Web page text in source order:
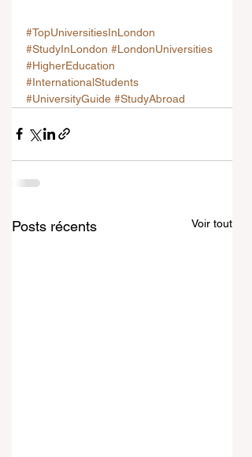
#TopUniversitiesInLondon
#StudyInLondon #LondonUniversities
#HigherEducation
#InternationalStudents
#UniversityGuide #StudyAbroad
Posts récents Voir tout